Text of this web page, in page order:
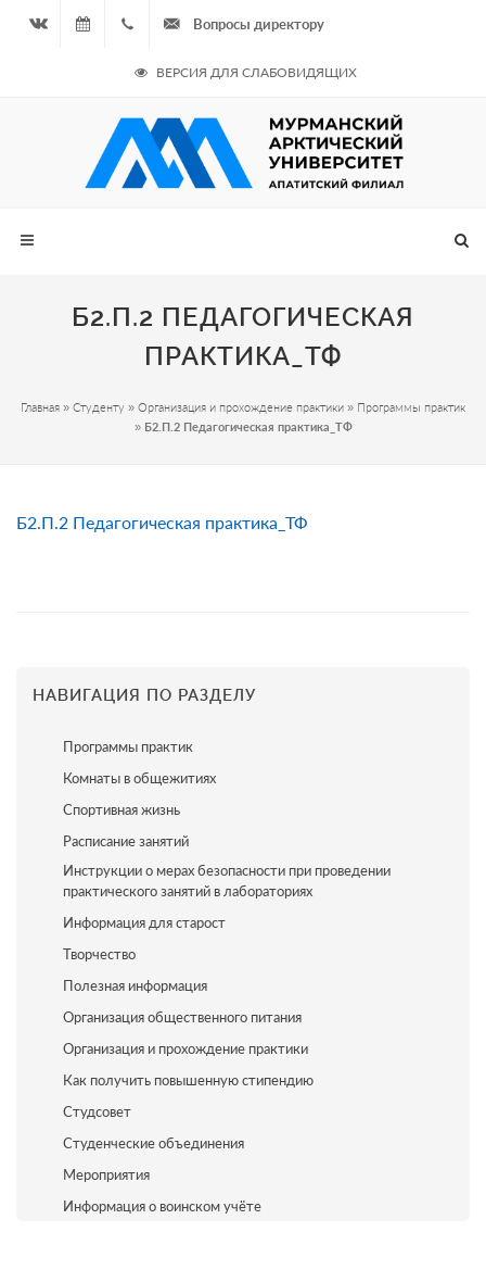
07.08.2026
- Чётная
неделя
964
687
Вопросы директору
ВЕРСИЯ ДЛЯ СЛАБОВИДЯЩИХ
Б2.П.2 ПЕДАГОГИЧЕСКАЯ
ПРАКТИКА_ТФ
Главная » Студенту » Организация и прохождение практики » Программы практик
» Б2.П.2 Педагогическая практика_ТФ
Б2.П.2 Педагогическая практика_ТФ
НАВИГАЦИЯ ПО РАЗДЕЛУ
Программы практик
Комнаты в общежитиях
Спортивная жизнь
Расписание занятий
Инструкции о мерах безопасности при проведении
практического занятий в лабораториях
Информация для старост
Творчество
Полезная информация
Организация общественного питания
Организация и прохождение практики
Как получить повышенную стипендию
Студсовет
Студенческие объединения
Мероприятия
Информация о воинском учёте